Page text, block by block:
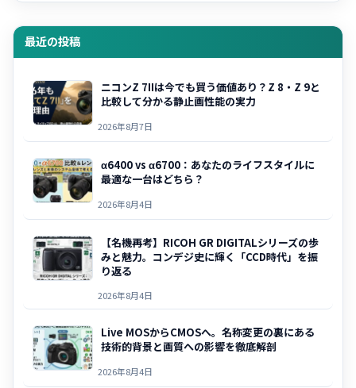
最近の投稿
ニコンZ 7IIは今でも買う価値あり？Z 8・Z 9と
比較して分かる静止画性能の実力
2026年8月7日
α6400 vs α6700：あなたのライフスタイルに
最適な一台はどちら？
2026年8月4日
【名機再考】RICOH GR DIGITALシリーズの歩
みと魅力。コンデジ史に輝く「CCD時代」を振
り返る
2026年8月4日
Live MOSからCMOSへ。名称変更の裏にある
技術的背景と画質への影響を徹底解剖
2026年8月4日